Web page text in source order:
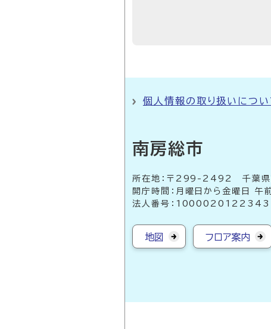
個人情報の取り扱いについ
南房総市
所在地：〒299-2492 千葉
開庁時間：月曜日から金曜日
法人番号：1000020122343
地図 フロア案内